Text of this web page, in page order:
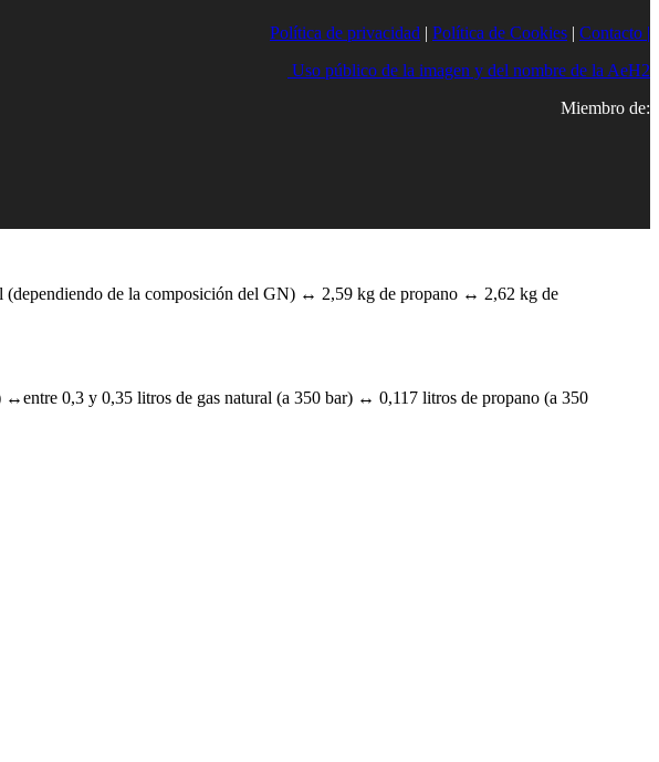
Política de privacidad | Política de Cookies | Contacto |
Uso público de la imagen y del nombre de la AeH2
Miembro de:
de la composición del GN) ↔ 2,59 kg de propano ↔ 2,62 kg de
0,3 y 0,35 litros de gas natural (a 350 bar) ↔ 0,117 litros de propano (a 350